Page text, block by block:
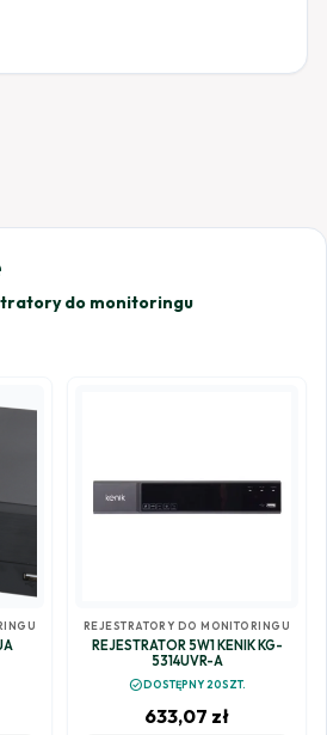
do monitoringu
REJESTRATORY DO MONITORINGU
REJESTRATOR 5W1 KENIK KG-
5314UVR-A
check_circleDOSTĘPNY 20SZT.
633,07 zł